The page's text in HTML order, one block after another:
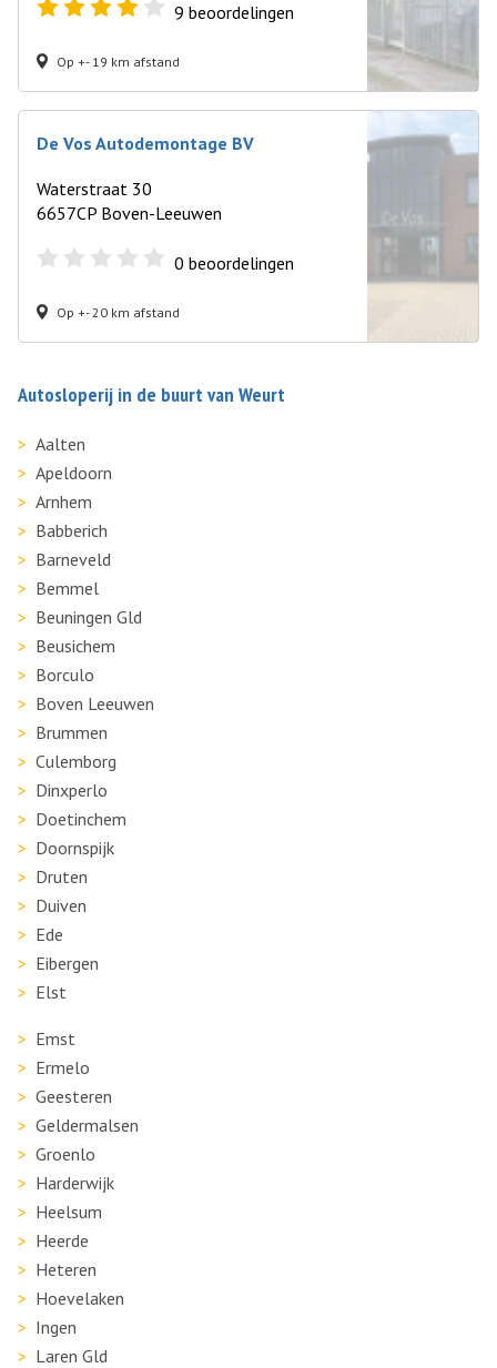
9 beoordelingen
Op +- 19 km afstand
De Vos Autodemontage BV
Waterstraat 30
6657CP Boven-Leeuwen
0 beoordelingen
Op +- 20 km afstand
Autosloperij in de buurt van Weurt
Aalten
Apeldoorn
Arnhem
Babberich
Barneveld
Bemmel
Beuningen Gld
Beusichem
Borculo
Boven Leeuwen
Brummen
Culemborg
Dinxperlo
Doetinchem
Doornspijk
Druten
Duiven
Ede
Eibergen
Elst
Emst
Ermelo
Geesteren
Geldermalsen
Groenlo
Harderwijk
Heelsum
Heerde
Heteren
Hoevelaken
Ingen
Laren Gld